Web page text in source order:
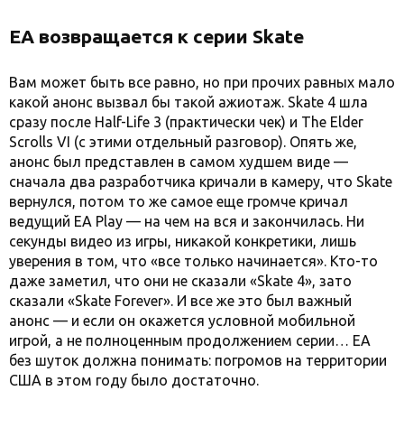
EA возвращается к серии Skate
Вам может быть все равно, но при прочих равных мало
какой анонс вызвал бы такой ажиотаж. Skate 4 шла
сразу после Half-Life 3 (практически чек) и The Elder
Scrolls VI (с этими отдельный разговор). Опять же,
анонс был представлен в самом худшем виде —
сначала два разработчика кричали в камеру, что Skate
вернулся, потом то же самое еще громче кричал
ведущий EA Play — на чем на вся и закончилась. Ни
секунды видео из игры, никакой конкретики, лишь
уверения в том, что «все только начинается». Кто-то
даже заметил, что они не сказали «Skate 4», зато
сказали «Skate Forever». И все же это был важный
анонс — и если он окажется условной мобильной
игрой, а не полноценным продолжением серии… EA
без шуток должна понимать: погромов на территории
США в этом году было достаточно.